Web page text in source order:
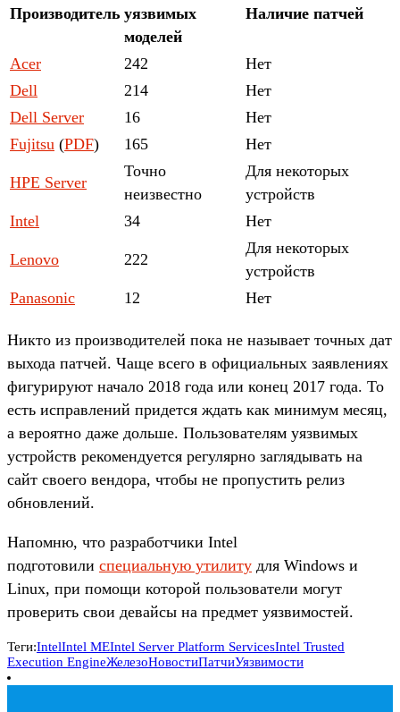
Производитель уязвимых
моделей
Наличие патчей
Acer 242
Нет
Dell
214
Нет
Dell Server
16
Нет
Fujitsu (PDF) 165 Нет
HPE Server
Точно
неизвестно
Для некоторых
устройств
Intel
34 Нет
Lenovo 222
Для некоторых
устройств
Panasonic
12 Нет
Никто из производителей пока не называет точных дат
выхода патчей. Чаще всего в официальных заявлениях
фигурируют начало 2018 года или конец 2017 года. То
есть исправлений придется ждать как минимум месяц,
а вероятно даже дольше. Пользователям уязвимых
устройств рекомендуется регулярно заглядывать на
сайт своего вендора, чтобы не пропустить релиз
обновлений.
Напомню, что разработчики Intel
подготовили специальную утилиту для Windows и
Linux, при помощи которой пользователи могут
проверить свои девайсы на предмет уязвимостей.
Теги:IntelIntel MEIntel Server Platform ServicesIntel Trusted
Execution EngineЖелезоНовостиПатчиУязвимости